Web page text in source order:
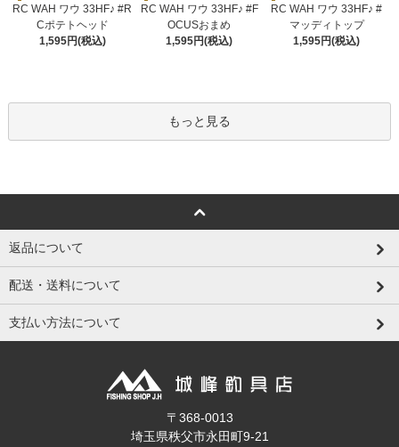
RC WAH ワウ 33HF♪ #R
Cポテトヘッド
1,595円(税込)
RC WAH ワウ 33HF♪ #F
OCUSおまめ
1,595円(税込)
RC WAH ワウ 33HF♪ #
マッディトップ
1,595円(税込)
もっと見る
返品について
配送・送料について
支払い方法について
〒368-0013
埼玉県秩父市永田町9-21